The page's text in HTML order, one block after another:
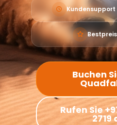
Kundensupport
Buchen
Rufen Sie
2719